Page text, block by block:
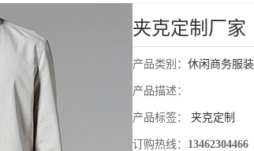
夹克定制厂家
产品类别： 休闲商务服
产品描述：
产品标签： 夹克定制
订购热线： 13462304466